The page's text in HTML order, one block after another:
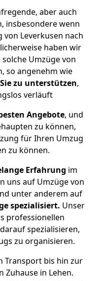
aber auch
insbesondere wenn
Leverkusen nach
haben wir
Umzüge von
so angenehm wie
Sie zu unterstützen,
verläuft
Angebote, und
zu können,
für Ihren Umzug
zu können.
Erfahrung im
uns auf Umzüge von
unter anderem auf
spezialisiert. Unser
professionellen
spezialisieren,
zu organisieren.
Transport bis hin zur
Zuhause in Lehen.